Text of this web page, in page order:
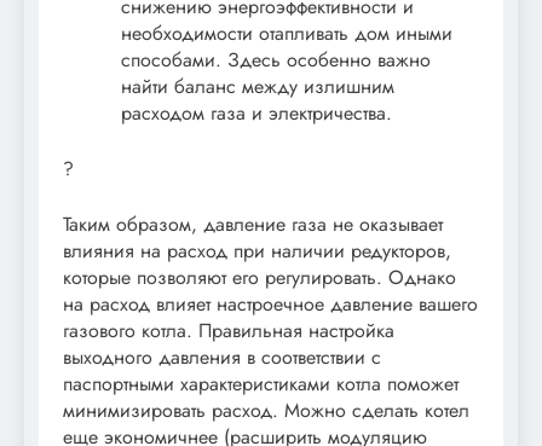
снижению энергоэффективности и
необходимости отапливать дом иными
способами. Здесь особенно важно
найти баланс между излишним
расходом газа и электричества.
?
Таким образом, давление газа не оказывает
влияния на расход при наличии редукторов,
которые позволяют его регулировать. Однако
на расход влияет настроечное давление вашего
газового котла. Правильная настройка
выходного давления в соответствии с
паспортными характеристиками котла поможет
минимизировать расход. Можно сделать котел
еще экономичнее (расширить модуляцию